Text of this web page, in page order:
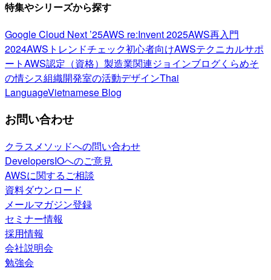
特集やシリーズから探す
Google Cloud Next ’25AWS re:Invent 2025AWS再入門
2024AWSトレンドチェック初心者向けAWSテクニカルサポ
ートAWS認定（資格） 製造業関連ジョインブログくらめそ
の情シス組織開発室の活動デザインThai
LanguageVietnamese Blog
お問い合わせ
クラスメソッドへの問い合わせ
DevelopersIOへのご意見
AWSに関するご相談
資料ダウンロード
メールマガジン登録
セミナー情報
採用情報
会社説明会
勉強会